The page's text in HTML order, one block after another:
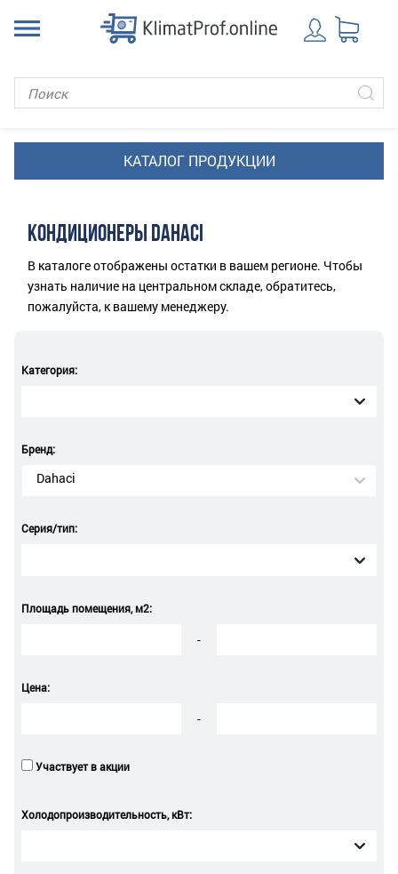
КОНДИЦИОНЕРЫ DAHACI
В каталоге отображены остатки в вашем регионе. Чтобы
узнать наличие на центральном складе, обратитесь,
пожалуйста, к вашему менеджеру.
Категория:
Бренд:
Dahaci
Серия/тип:
Площадь помещения, м2:
-
Цена:
-
Участвует в акции
Холодопроизводительность, кВт: